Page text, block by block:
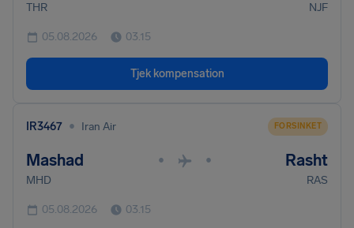
THR NJF
05.08.2026 03.15
Tjek kompensation
IR3467 • Iran Air FORSINKET
Mashad • • Rasht
MHD RAS
05.08.2026 03.15